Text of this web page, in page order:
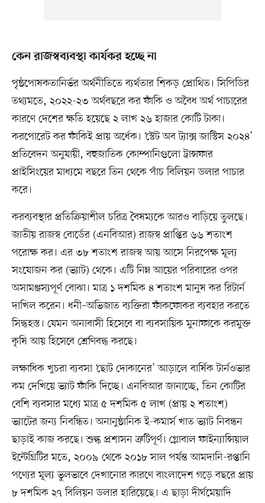
কেন রাজস্বব্যবস্থা কার্যকর হচ্ছে না
পৃষ্ঠপোষকতানির্ভর অর্থনীতিতে ব্যর্থতার শিকড় প্রোথিত। সিপিডির
তথ্যমতে, ২০২২-২৩ অর্থবছরে কর ফাঁকি ও অবৈধ অর্থ পাচারের
কারণে দেশের ক্ষতি হয়েছে ২ লাখ ২৬ হাজার কোটি টাকা।
করপোরেট কর ফাঁকিই প্রায় অর্ধেক। ‘স্টেট অব ট্যাক্স জাস্টিস ২০২৪’
প্রতিবেদন অনুযায়ী, বহুজাতিক কোম্পানিগুলো ট্রান্সফার
প্রাইসিংয়ের মাধ্যমে বছরে তিন থেকে পাঁচ বিলিয়ন ডলার পাচার
করে।
করব্যবস্থার প্রতিক্রিয়াশীল চরিত্র বৈষম্যকে আরও বাড়িয়ে তুলছে।
জাতীয় রাজস্ব বোর্ডের (এনবিআর) রাজস্ব প্রাপ্তির ৬৬ শতাংশ
পরোক্ষ কর। এর ৩৮ শতাংশ রাজস্ব আয় আসে নিরপেক্ষ মূল্য
সংযোজন কর (ভ্যাট) থেকে। এটি নিম্ন আয়ের পরিবারের ওপর
অসামঞ্জস্যপূর্ণ বোঝা। মাত্র ১ দশমিক ৪ শতাংশ মানুষ কর রিটার্ন
দাখিল করেন। ধনী–অভিজাত ব্যক্তিরা ফাঁকফোকর ব্যবহার করতে
সিদ্ধহস্ত। যেমন অনাবাসী হিসেবে বা ব্যবসায়িক মুনাফাকে করমুক্ত
কৃষি আয় হিসেবে শ্রেণিবদ্ধ করছে।
লক্ষাধিক খুচরা ব্যবসা ‘ছোট দোকানের’ আড়ালে বার্ষিক টার্নওভার
কম দেখিয়ে ভ্যাট ফাঁকি দিচ্ছে। এনবিআর জানাচ্ছে, তিন কোটির
বেশি ব্যবসার মধ্যে মাত্র ৫ দশমিক ৫ লাখ (প্রায় ২ শতাংশ)
ভ্যাটের জন্য নিবন্ধিত। অনানুষ্ঠানিক ই-কমার্স খাত ভ্যাট নিবন্ধন
ছাড়াই কাজ করছে। শুল্ক প্রশাসন ত্রুটিপূর্ণ। গ্লোবাল ফাইন্যান্সিয়াল
ইন্টেগ্রিটির মতে, ২০০৯ থেকে ২০১৮ সাল পর্যন্ত আমদানি-রপ্তানি
পণ্যের মূল্য ভুলভাবে দেখানোর কারণে বাংলাদেশ গড়ে বছরে প্রায়
৮ দশমিক ২৭ বিলিয়ন ডলার হারিয়েছে। এ ছাড়া দীর্ঘমেয়াদি